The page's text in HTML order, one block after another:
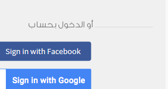
أو الدخول بحساب